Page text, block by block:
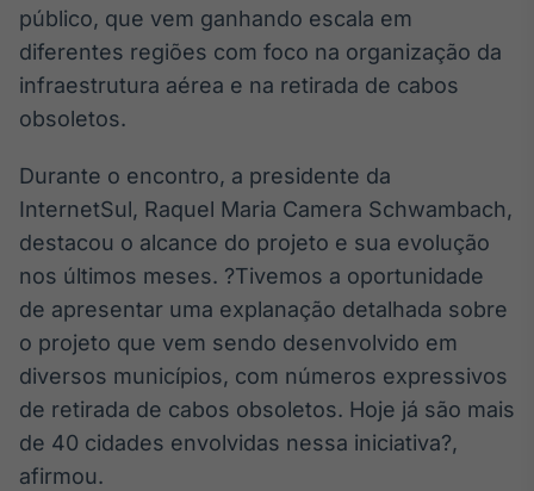
Componentes
para conteúdos e
funcionalidades
Conteúdos e
dados para
displays e telas
Broadcast
Curadoria
Curadoria de
conteúdos
noticiosos
Soluções de
Tecnologia
público, que vem ganhando escala em
diferentes regiões com foco na organização da
infraestrutura aérea e na retirada de cabos
obsoletos.
Durante o encontro, a presidente da
InternetSul, Raquel Maria Camera Schwambach,
destacou o alcance do projeto e sua evolução
nos últimos meses. ?Tivemos a oportunidade
de apresentar uma explanação detalhada sobre
o projeto que vem sendo desenvolvido em
diversos municípios, com números expressivos
de retirada de cabos obsoletos. Hoje já são mais
de 40 cidades envolvidas nessa iniciativa?,
afirmou.